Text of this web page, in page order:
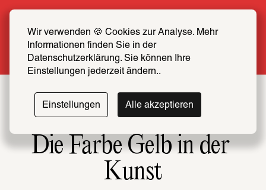
Wir verwenden 🍪 Cookies zur Analyse. Mehr
Informationen finden Sie in der
Datenschutzerklärung. Sie können Ihre
Einstellungen jederzeit ändern..
Einstellungen Alle akzeptieren
SCHIRN FREUND*IN werden
Mehr erfahren
Die Farbe Gelb in der
Kunst